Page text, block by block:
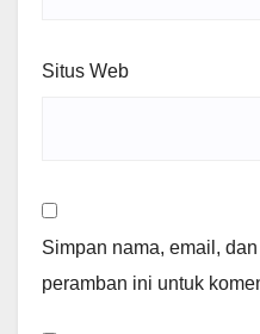
Situs Web
Simpan nama, email,
peramban ini untuk